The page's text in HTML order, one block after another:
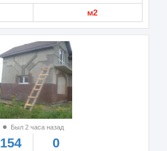
м2
Был 2 часа назад
154 0